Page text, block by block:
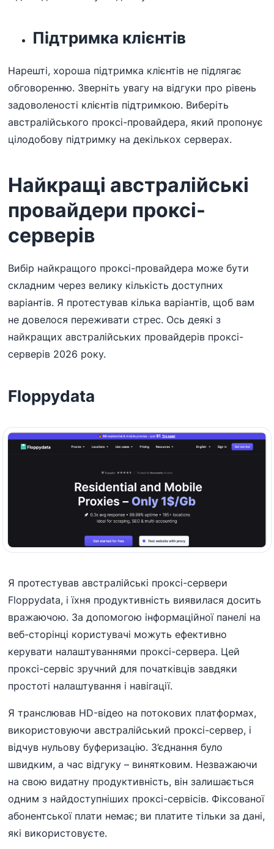
Підтримка клієнтів
Нарешті, хороша підтримка клієнтів не підлягає
обговоренню. Зверніть увагу на відгуки про рівень
задоволеності клієнтів підтримкою. Виберіть
австралійського проксі-провайдера, який пропонує
цілодобову підтримку на декількох серверах.
Найкращі австралійські
провайдери проксі-
серверів
Вибір найкращого проксі-провайдера може бути
складним через велику кількість доступних
варіантів. Я протестував кілька варіантів, щоб вам
не довелося переживати стрес. Ось деякі з
найкращих австралійських провайдерів проксі-
серверів 2026 року.
Floppydata
Я протестував австралійські проксі-сервери
Floppydata, і їхня продуктивність виявилася досить
вражаючою. За допомогою інформаційної панелі на
веб-сторінці користувачі можуть ефективно
керувати налаштуваннями проксі-сервера. Цей
проксі-сервіс зручний для початківців завдяки
простоті налаштування і навігації.
Я транслював HD-відео на потокових платформах,
використовуючи австралійський проксі-сервер, і
відчув нульову буферизацію. З’єднання було
швидким, а час відгуку – винятковим. Незважаючи
на свою видатну продуктивність, він залишається
одним з найдоступніших проксі-сервісів. Фіксованої
абонентської плати немає; ви платите тільки за дані,
які використовуєте.